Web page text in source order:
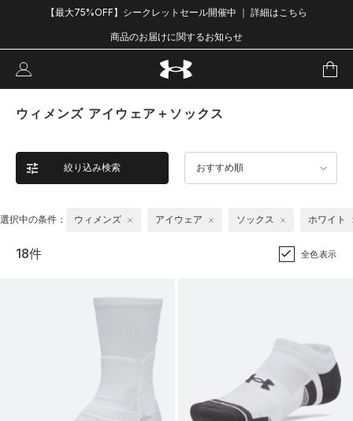
【最大75%OFF】シークレットセール開催中 ｜ 詳細はこちら
商品のお届けに関するお知らせ
ウィメンズ アイウェア＋ソックス
絞り込み検索 おすすめ順
選択中の条件： ウィメンズ アイウェア ソックス ホワイト
18件 全色表示